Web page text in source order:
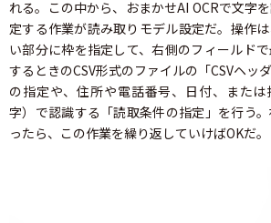
れる。この中から、おまかせAI OCRで文字
定する作業が読み取りモデル設定だ。操作
い部分に枠を指定して、右側のフィールド
するときのCSV形式のファイルの「CSVヘッ
の指定や、住所や電話番号、日付、または
字）で認識する「読取条件の指定」を行う
ったら、この作業を繰り返していけばOKだ。